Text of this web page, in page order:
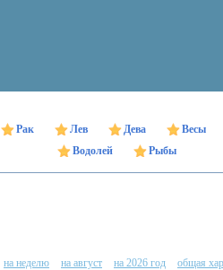
Рак Лев Дева Весы
Водолей
Рыбы
на неделю на август на 2026 год
общая